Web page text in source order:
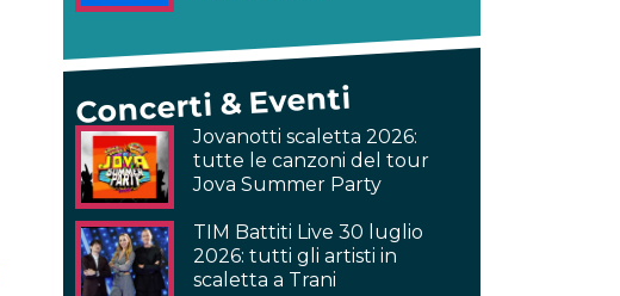
Concerti & Eventi
Jovanotti scaletta 2026:
tutte le canzoni del tour
Jova Summer Party
TIM Battiti Live 30 luglio
2026: tutti gli artisti in
scaletta a Trani